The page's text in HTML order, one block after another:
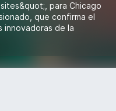
para Chicago
que confirma el
innovadoras de la